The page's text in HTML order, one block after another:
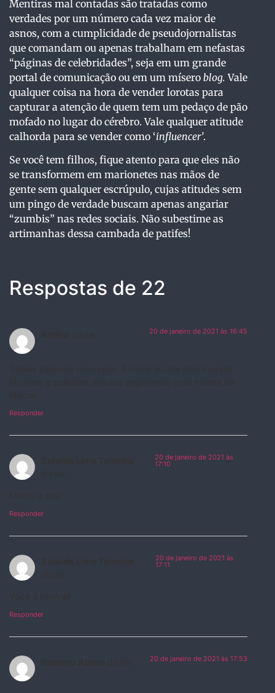
Mentiras mal contadas são tratadas como
verdades por um número cada vez maior de
asnos, com a cumplicidade de pseudojornalistas
que comandam ou apenas trabalham em nefastas
“páginas de celebridades”, seja em um grande
portal de comunicação ou em um mísero blog.Vale
qualquer coisa na hora de vender lorotas para
capturar a atenção de quem tem um pedaço de pão
mofado no lugar do cérebro. Vale qualquer atitude
calhorda para se vender como ‘influencer’.
Se você tem filhos, fique atento para que eles não
se transformem em marionetes nas mãos de
gente sem qualquer escrúpulo, cujas atitudes sem
um pingo de verdade buscam apenas angariar
“zumbis” nas redes sociais. Não subestime as
artimanhas dessa cambada de patifes!
Respostas de 22
20 de janeiro de 2021 às 16:45
Responder
20 de janeiro de 2021 às
17:10
Responder
20 de janeiro de 2021 às
17:11
Responder
20 de janeiro de 2021 às 17:53